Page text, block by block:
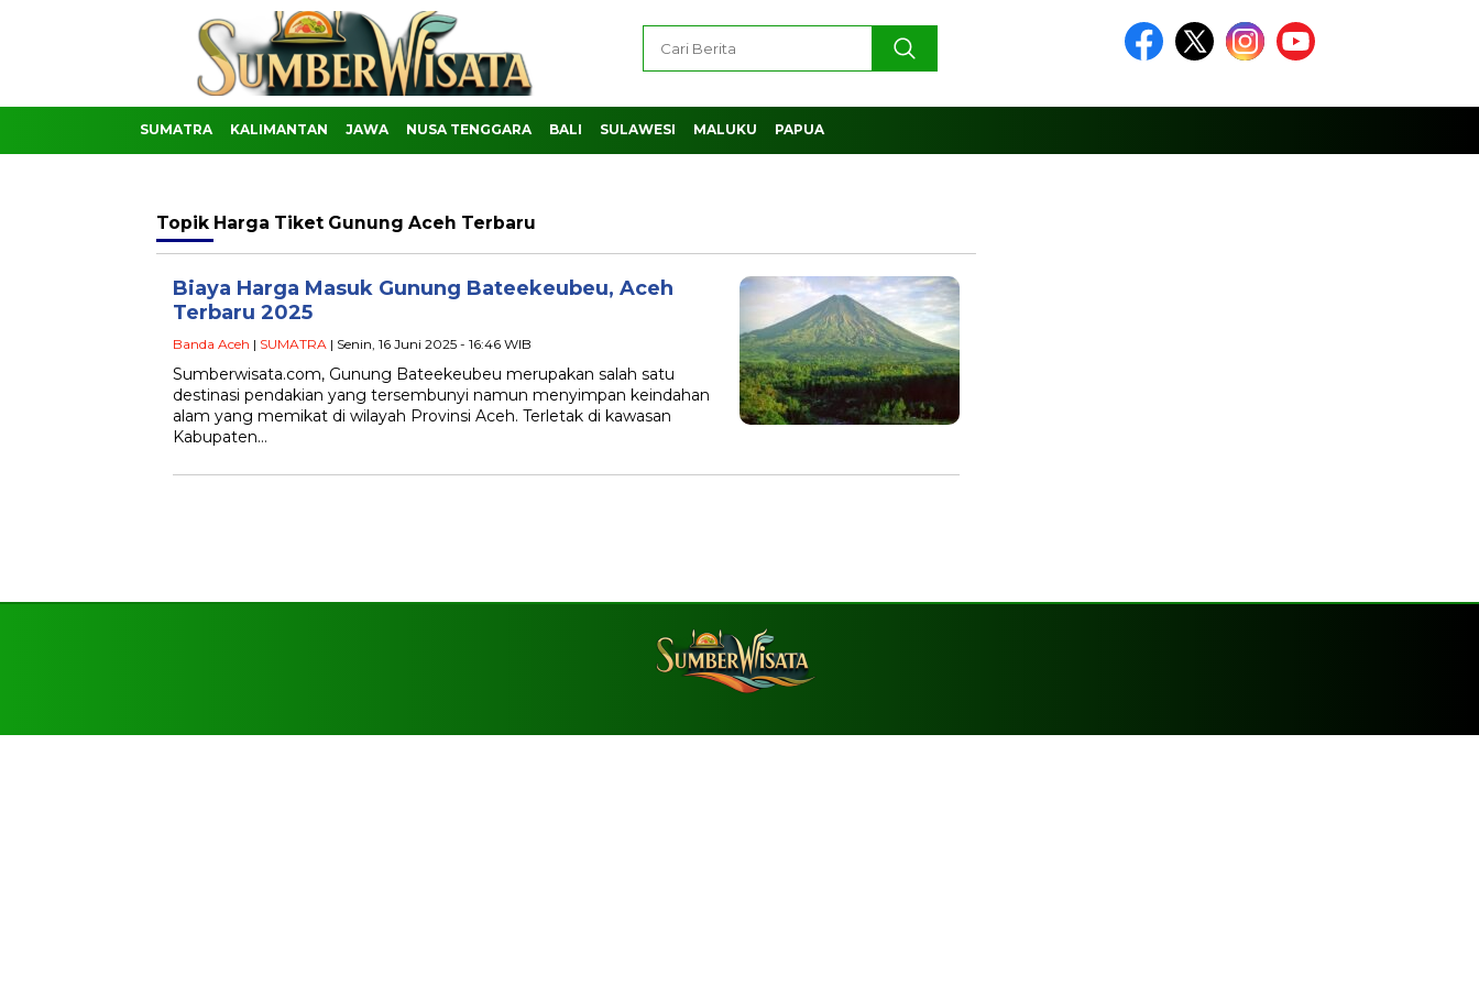
SUMATRA KALIMANTAN JAWA NUSA TENGGARA BALI SULAWESI MALUKU PAPUA
Topik Harga Tiket Gunung Aceh Terbaru
Biaya Harga Masuk Gunung Bateekeubeu, Aceh
Terbaru 2025
Banda Aceh | SUMATRA | Senin, 16 Juni 2025 - 16:46 WIB
Sumberwisata.com, Gunung Bateekeubeu merupakan salah satu
destinasi pendakian yang tersembunyi namun menyimpan keindahan
alam yang memikat di wilayah Provinsi Aceh. Terletak di kawasan
Kabupaten…